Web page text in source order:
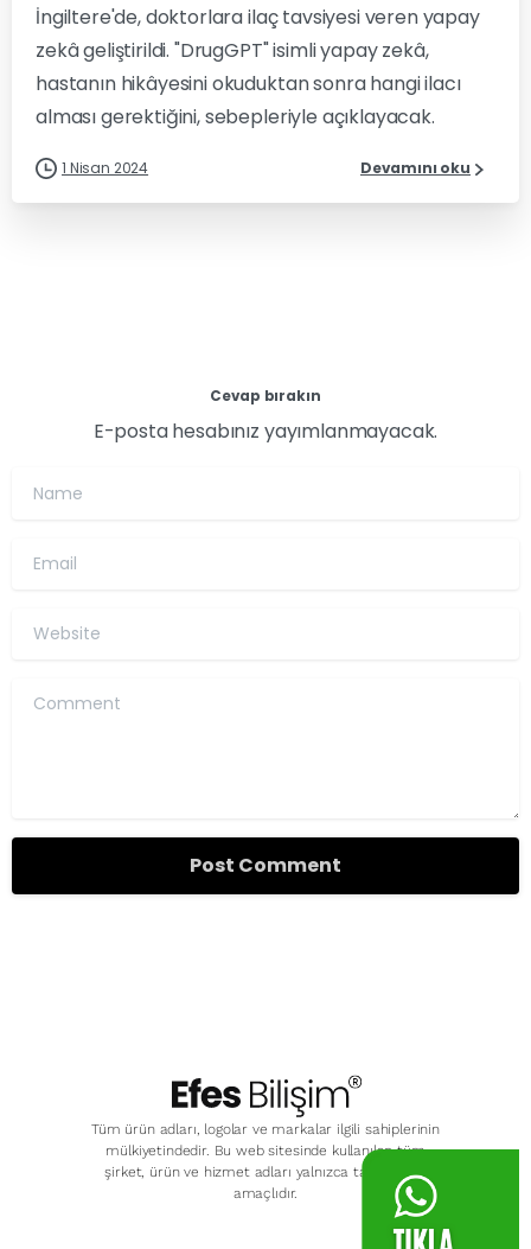
İngiltere'de, doktorlara ilaç tavsiyesi veren yapay
zekâ geliştirildi. "DrugGPT" isimli yapay zekâ,
hastanın hikâyesini okuduktan sonra hangi ilacı
alması gerektiğini, sebepleriyle açıklayacak.
1 Nisan 2024 Devamını oku
Cevap bırakın
E-posta hesabınız yayımlanmayacak.
Name
Email
Website
Comment
Tüm ürün adları, logolar ve markalar ilgili sahiplerinin
mülkiyetindedir. Bu web sitesinde kullanılan tüm
şirket, ürün ve hizmet adları yalnızca tanımlama
amaçlıdır.